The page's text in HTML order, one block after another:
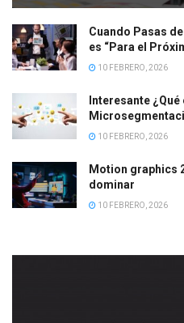
Cuando Pasas
es “Para el
10 FEBRERO, 2026
Interesante
10 FEBRERO, 2026
Motion graphics
dominar
10 FEBRERO, 2026